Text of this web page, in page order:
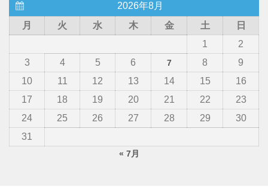
2026年8月
月
火 水 木 金 土
日
1
2
3
4 5 6 7 8
9
10
11 12 13 14 15
16
17
18 19 20 21 22
23
24
25 26 27 28 29
30
31
« 7月